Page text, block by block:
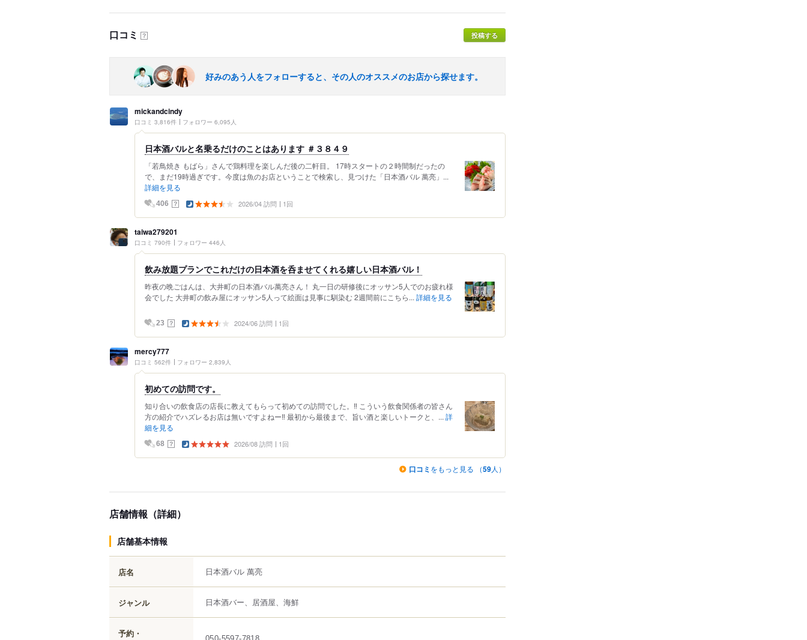
口コミ ？ 投稿する
好みのあう人をフォローすると、その人のオススメのお店から探せます。
mickandcindy
口コミ 3,816件 フォロワー 6,095人
日本酒バルと名乗るだけのことはあります ＃３８４９
「若鳥焼き もばら」さんで鶏料理を楽しんだ後の二軒目。 17時スタートの２時間制だったの
で、まだ19時過ぎです。今度は魚のお店ということで検索し、見つけた「日本酒バル 萬亮」...
詳細を見る
406 ？ 2026/04 訪問 1回
taiwa279201
口コミ 790件 フォロワー 446人
飲み放題プランでこれだけの日本酒を呑ませてくれる嬉しい日本酒バル！
昨夜の晩ごはんは、大井町の日本酒バル萬亮さん！ 丸一日の研修後にオッサン5人でのお疲れ様
会でした 大井町の飲み屋にオッサン5人って絵面は見事に馴染む 2週間前にこちら... 詳細を見る
23 ？ 2024/06 訪問 1回
mercy777
口コミ 562件 フォロワー 2,839人
初めての訪問です。
知り合いの飲食店の店長に教えてもらって初めての訪問でした。‼️ こういう飲食関係者の皆さん
方の紹介でハズレるお店は無いですよねー‼️ 最初から最後まで、旨い酒と楽しいトークと、... 詳
細を見る
68 ？ 2026/08 訪問 1回
口コミ をもっと見る （59人）
店舗情報（詳細）
店舗基本情報
店名 日本酒バル 萬亮
ジャンル 日本酒バー、居酒屋、海鮮
予約・